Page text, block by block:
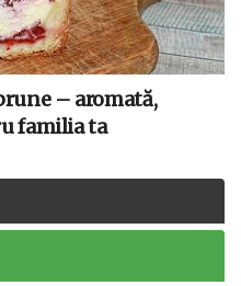
– aromată,
familia ta